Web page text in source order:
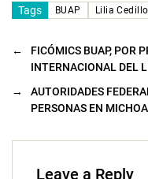
Tags BUAP Lilia Cedillo
←
FICÓMICS BUAP, POR
INTERNACIONAL DEL
→
AUTORIDADES
PERSONAS EN
Leave a Reply